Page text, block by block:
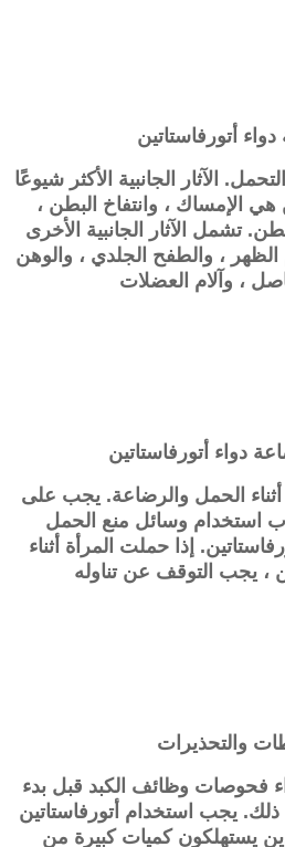
دواء أتورفاستاتين
الآثار الجانبية الأكثر شيوعًا
هي الإمساك ، وانتفاخ البطن ،
تشمل الآثار الجانبية الأخرى
الظهر ، والطفح الجلدي ، والوهن
، وآلام العضلات
دواء أتورفاستاتين
أثناء الحمل والرضاعة. يجب على
استخدام وسائل منع الحمل
إذا حملت المرأة أثناء
، يجب التوقف عن تناوله
والتحذيرات
فحوصات وظائف الكبد قبل بدء
يجب استخدام أتورفاستاتين
يستهلكون كميات كبيرة من